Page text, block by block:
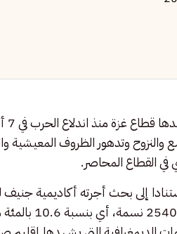
والنزوح وتدهور الظروف
في القطاع المحاصر.
إلى بحث أجرته أكاديمية جنيف
انخفض بنحو